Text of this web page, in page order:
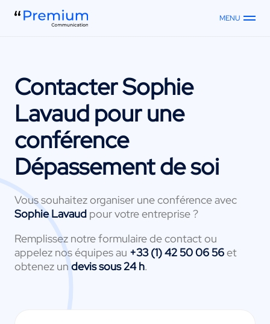
MENU
ContacterSophie
Lavaudpour une
conférence
Dépassement de soi
Vous souhaitez organiser une conférence avec
Sophie Lavaud pour votre entreprise ?
Remplissez notre formulaire de contact ou
appelez nos équipes au +33 (1) 42 50 06 56et
obtenez un devis sous 24 h.